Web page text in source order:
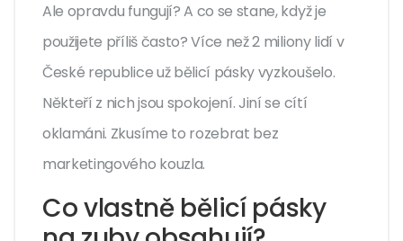
Ale opravdu fungují? A co se stane, když je
použijete příliš často? Více než 2 miliony lidí v
České republice už bělicí pásky vyzkoušelo.
Někteří z nich jsou spokojení. Jiní se cítí
oklamáni. Zkusíme to rozebrat bez
marketingového kouzla.
Co vlastně bělicí pásky